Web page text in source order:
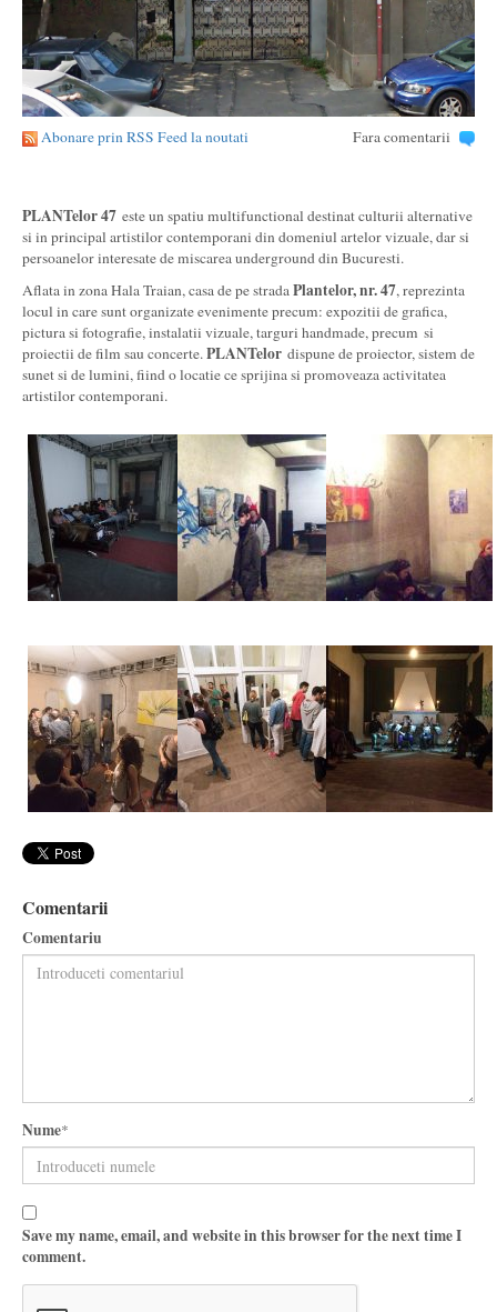
Abonare prin RSS Feed la noutati Fara comentarii
PLANTelor 47 este un spatiu multifunctional destinat culturii alternative
si in principal artistilor contemporani din domeniul artelor vizuale, dar si
persoanelor interesate de miscarea underground din Bucuresti.
Aflata in zona Hala Traian, casa de pe stradaPlantelor, nr. 47, reprezinta
locul in care sunt organizate evenimente precum: expozitii de grafica,
pictura si fotografie, instalatii vizuale, targuri handmade, precum si
proiectii de film sau concerte.PLANTelor dispune de proiector, sistem de
sunet si de lumini, fiind o locatie ce sprijina si promoveaza activitatea
artistilor contemporani.
Comentarii
Comentariu
Nume*
Save my name, email, and website in this browser for the next time I
comment.